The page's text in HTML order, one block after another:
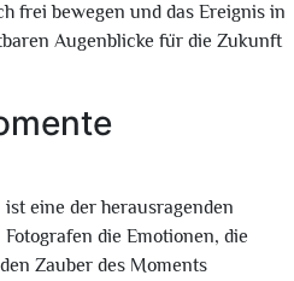
frei bewegen und das Ereignis in
Augenblicke für die Zukunft
eine der herausragenden
die Emotionen, die
Zauber des Moments